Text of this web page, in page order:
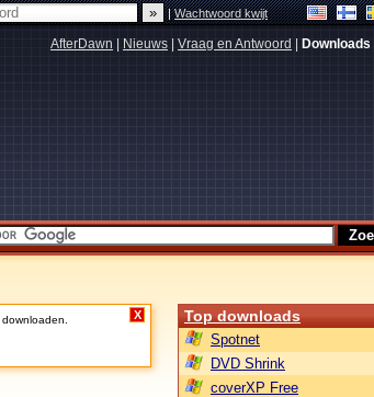
|Wachtwoord kwijt
AfterDawn Nieuws Vraag en Antwoord Downloads
downloaden. X Top downloads
Spotnet
DVD Shrink
coverXP Free